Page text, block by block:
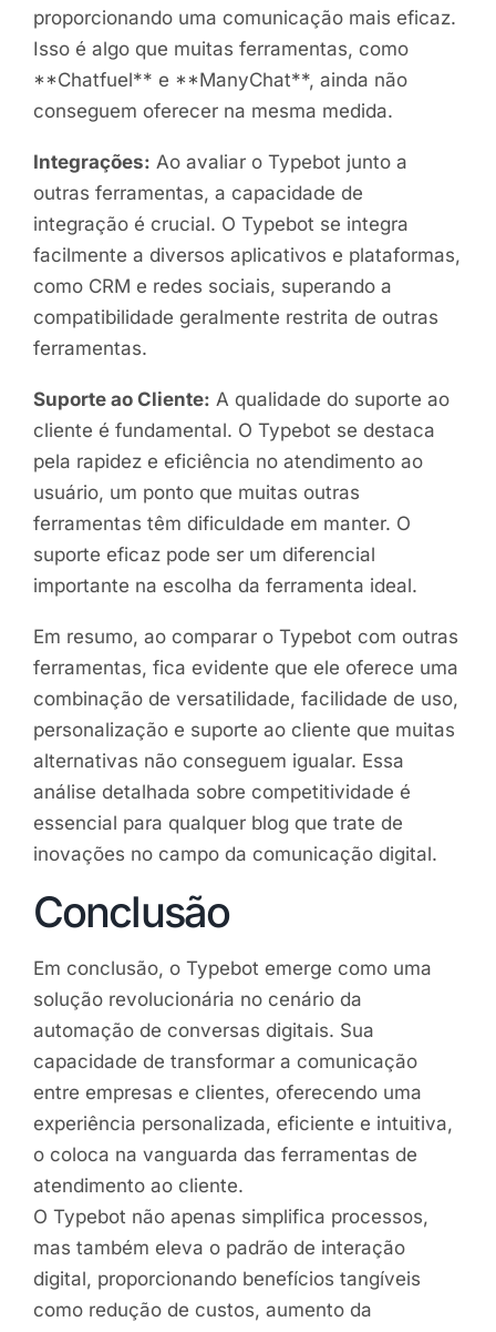
proporcionando uma comunicação mais eficaz.
Isso é algo que muitas ferramentas, como
**Chatfuel** e **ManyChat**, ainda não
conseguem oferecer na mesma medida.
Integrações: Ao avaliar o Typebot junto a
outras ferramentas, a capacidade de
integração é crucial. O Typebot se integra
facilmente a diversos aplicativos e plataformas,
como CRM e redes sociais, superando a
compatibilidade geralmente restrita de outras
ferramentas.
Suporte ao Cliente: A qualidade do suporte ao
cliente é fundamental. O Typebot se destaca
pela rapidez e eficiência no atendimento ao
usuário, um ponto que muitas outras
ferramentas têm dificuldade em manter. O
suporte eficaz pode ser um diferencial
importante na escolha da ferramenta ideal.
Em resumo, ao comparar o Typebot com outras
ferramentas, fica evidente que ele oferece uma
combinação de versatilidade, facilidade de uso,
personalização e suporte ao cliente que muitas
alternativas não conseguem igualar. Essa
análise detalhada sobre competitividade é
essencial para qualquer blog que trate de
inovações no campo da comunicação digital.
Conclusão
Em conclusão, o Typebot emerge como uma
solução revolucionária no cenário da
automação de conversas digitais. Sua
capacidade de transformar a comunicação
entre empresas e clientes, oferecendo uma
experiência personalizada, eficiente e intuitiva,
o coloca na vanguarda das ferramentas de
atendimento ao cliente.
O Typebot não apenas simplifica processos,
mas também eleva o padrão de interação
digital, proporcionando benefícios tangíveis
como redução de custos, aumento da